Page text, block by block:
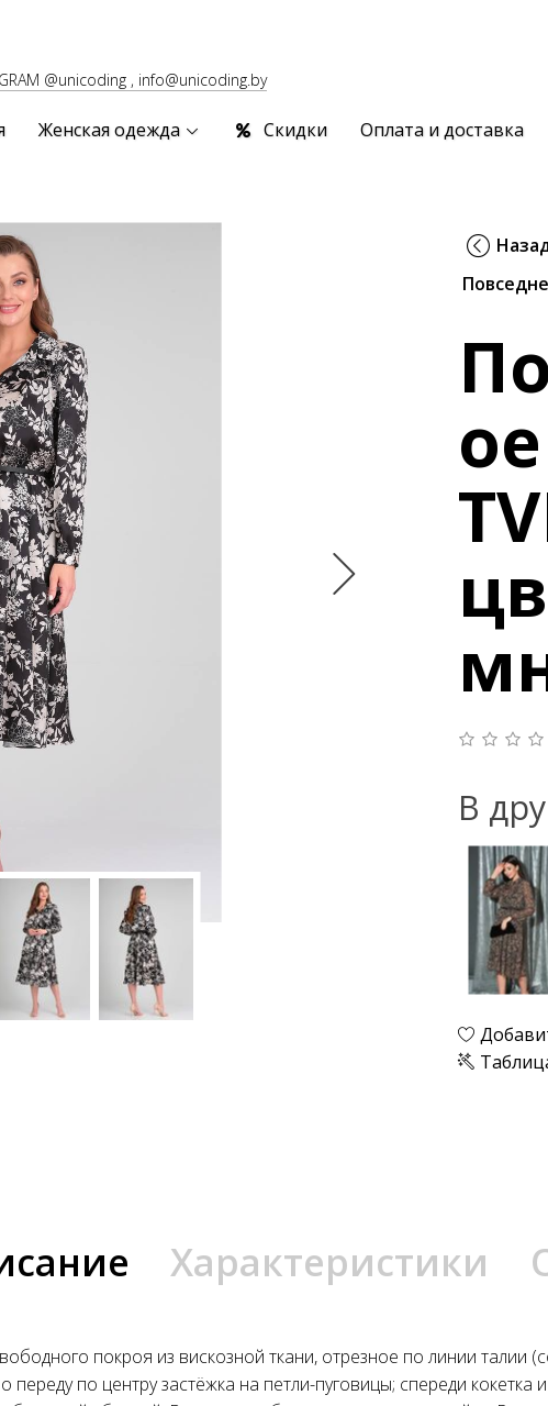
@unicoding , info@unicoding.by
Женская одежда Скидки Оплата и доставка
В
Характеристики
покроя из вискозной ткани, отрезное по линии талии
по центру застёжка на петли-пуговицы; спереди кокетка